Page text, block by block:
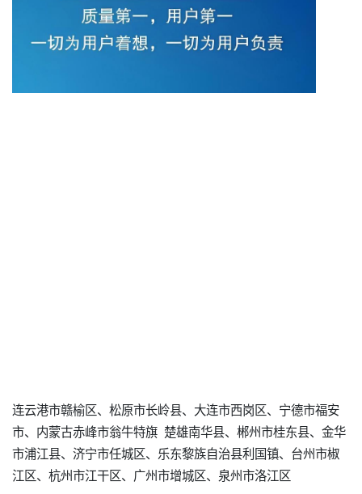
连云港市赣榆区、松原市长岭县、大连市西岗区、宁德市福安
市、内蒙古赤峰市翁牛特旗 楚雄南华县、郴州市桂东县、金华
市浦江县、济宁市任城区、乐东黎族自治县利国镇、台州市椒
江区、杭州市江干区、广州市增城区、泉州市洛江区